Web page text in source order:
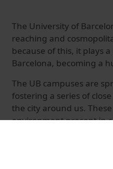
The University of
reaching and
because of this, it plays
Barcelona, becoming a
The UB campuses are
fostering a series of
the city around us.
environment present in